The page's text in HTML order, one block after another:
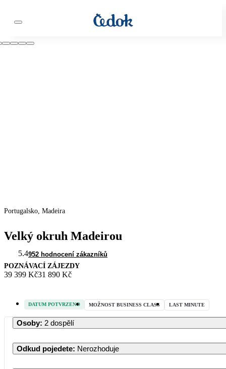
Portugalsko, Madeira
Velký okruh Madeirou
5.4952 hodnocení zákazníků
POZNÁVACÍ ZÁJEZDY
39 399 Kč31 890 Kč
DATUM POTVRZENO MOŽNOST BUSINESS CLASS LAST MINUTE
Osoby: 2 dospělí
Odkud pojedete: Nerozhoduje